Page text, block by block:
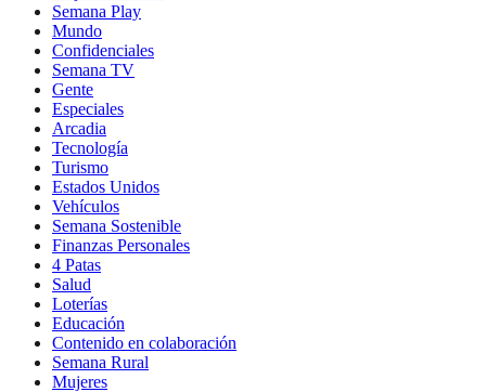
Semana Play
Mundo
Confidenciales
Semana TV
Gente
Especiales
Arcadia
Tecnología
Turismo
Estados Unidos
Vehículos
Semana Sostenible
Finanzas Personales
4 Patas
Salud
Loterías
Educación
Contenido en colaboración
Semana Rural
Mujeres